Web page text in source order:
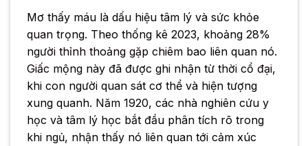
Mơ thấy máu là dấu hiệu tâm lý và sức khỏe
quan trọng. Theo thống kê 2023, khoảng 28%
người thỉnh thoảng gặp chiêm bao liên quan nó.
Giấc mộng này đã được ghi nhận từ thời cổ đại,
khi con người quan sát cơ thể và hiện tượng
xung quanh. Năm 1920, các nhà nghiên cứu y
học và tâm lý học bắt đầu phân tích rõ trong
khi ngủ, nhận thấy nó liên quan tới cảm xúc